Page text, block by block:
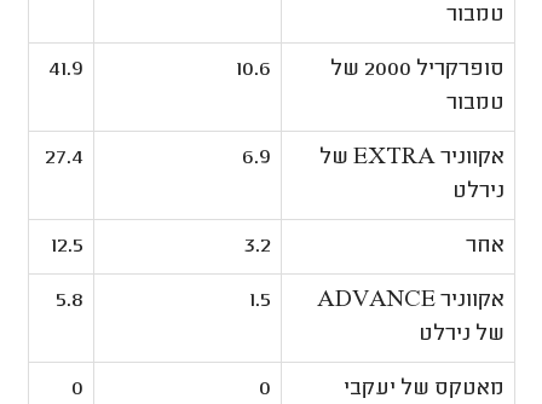
טמבור
סופרקריל 2000 של
טמבור
10.6
41.9
אקווניר EXTRA של
נירלט
6.9
27.4
אחר 3.2
12.5
אקווניר ADVANCE
של נירלט
1.5
5.8
מאטקס של יעקבי 0
0